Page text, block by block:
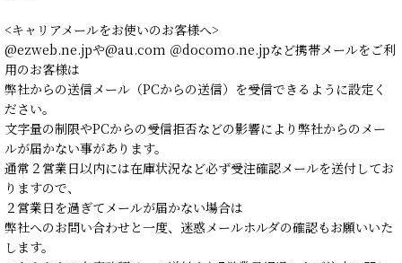
<キャリアメールをお使いのお客様へ>
@ezweb.ne.jpや@au.com ＠docomo.ne.jpなど携帯メールをご利
用のお客様は
弊社からの送信メール（PCからの送信）を受信できるように設定く
ださい。
文字量の制限やPCからの受信拒否などの影響により弊社からのメー
ルが届かない事があります。
通常２営業日以内には在庫状況など必ず受注確認メールを送付してお
りますので、
２営業日を過ぎてメールが届かない場合は
弊社へのお問い合わせと一度、迷惑メールホルダの確認もお願いいた
します。